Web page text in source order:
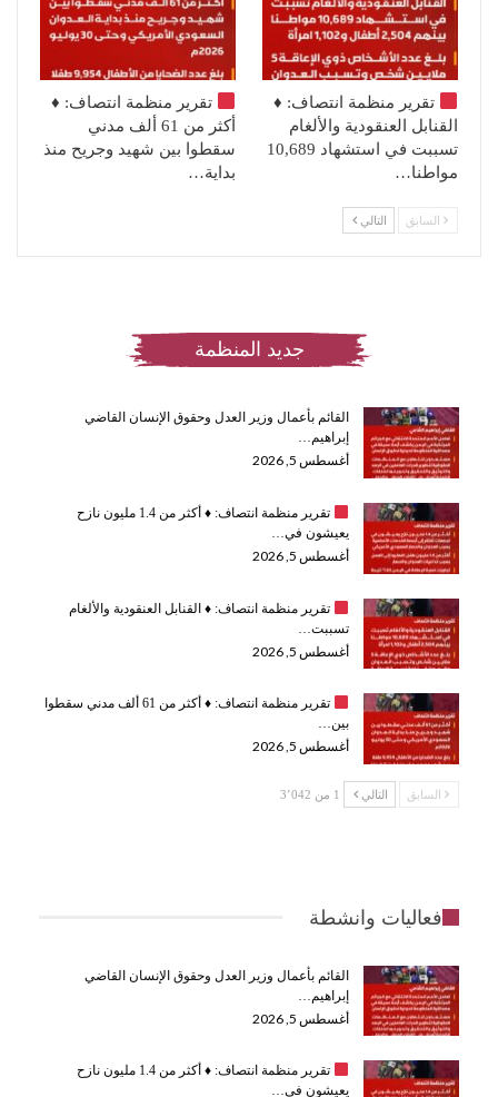
تقرير منظمة انتصاف: ♦️
القنابل العنقودية والألغام
تسببت في استشهاد 10,689
مواطنا…
تقرير منظمة انتصاف: ♦️
أكثر من 61 ألف مدني
سقطوا بين شهيد وجريح منذ
بداية…
السابق التالي
جديد المنظمة
القائم بأعمال وزير العدل وحقوق الإنسان القاضي
إبراهيم…
أغسطس 5, 2026
تقرير منظمة انتصاف: ♦️
أكثر من 1.4 مليون نازح
يعيشون في…
أغسطس 5, 2026
تقرير منظمة انتصاف: ♦️القنابل العنقودية والألغام
تسببت…
أغسطس 5, 2026
تقرير منظمة انتصاف: ♦️
أكثر من 61 ألف مدني سقطوا
بين…
أغسطس 5, 2026
السابق التالي 1 من 3٬042
فعاليات وانشطة
القائم بأعمال وزير العدل وحقوق الإنسان القاضي
إبراهيم…
أغسطس 5, 2026
تقرير منظمة انتصاف: ♦️
أكثر من 1.4 مليون نازح
يعيشون في…